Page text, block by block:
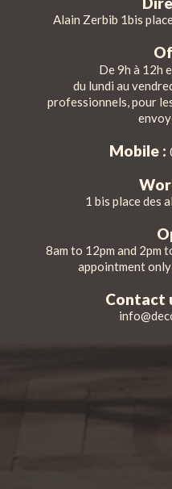
Alain Zerbib 1bis
De 9h à 12h
du lundi au
professionnels, pour
Mobile :
1 bis place des
8am to 12pm and 2pm
appointment
Contact